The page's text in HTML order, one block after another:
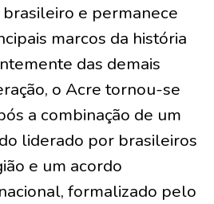
e permanece
marcos da história
das demais
o Acre tornou-se
a combinação de um
liderado por brasileiros
e um acordo
formalizado pelo